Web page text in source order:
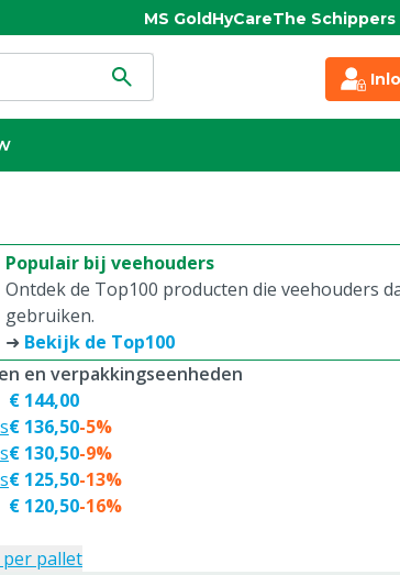
MS GoldHyCareThe Schippers
Populair bij veehouders
Ontdek de Top100 producten die veehouders
gebruiken.
➜ Bekijk de Top100
en verpakkingseenheden
€ 144,00
€ 136,50
€ 130,50
€ 125,50
€ 120,50
-5%
-9%
-13%
-16%
pallet